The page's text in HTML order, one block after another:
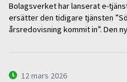
Bolagsverket har lanserat e-
ersätter den tidigare tjänsten
årsredovisning kommit in”. Den
12 mars 2026